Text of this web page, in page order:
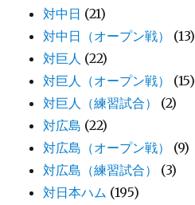
対中日 (21)
対中日（オープン戦）
(13)
対巨人 (22)
対巨人（オープン戦）
(15)
対巨人（練習試合）
(2)
対広島 (22)
対広島（オープン戦）
(9)
対広島（練習試合）
(3)
対日本ハム (195)